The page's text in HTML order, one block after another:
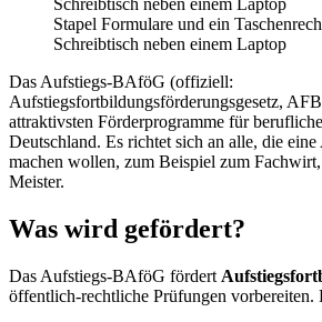
Stapel Formulare und ein
Schreibtisch neben einem Laptop
Das Aufstiegs-BAföG (offiziell:
Aufstiegsfortbildungsförderungsgesetz,
attraktivsten Förderprogramme für
Deutschland. Es richtet sich an alle, die
machen wollen, zum Beispiel zum
Meister.
Was wird gefördert?
Das Aufstiegs-BAföG fördert
öffentlich-rechtliche Prüfungen vorbereiten.